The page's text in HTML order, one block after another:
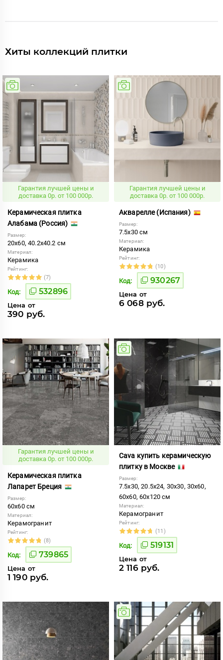
Хиты коллекций плитки
Гарантия лучшей цены и
доставка 0р. от 100 000р.
Керамическая плитка
Алабама (Россия)
Размер:
20x60, 40.2x40.2 см
Материал:
Керамика
Рейтинг:
(7)
Код: 532896
Цена от
390 руб.
Гарантия лучшей цены и
доставка 0р. от 100 000р.
Акварелле (Испания)
Размер:
7.5x30 см
Материал:
Керамика
Рейтинг:
(10)
Код: 930267
Цена от
6 068 руб.
Гарантия лучшей цены и
доставка 0р. от 100 000р.
Керамическая плитка
Лапарет Бреция
Размер:
60x60 см
Материал:
Керамогранит
Рейтинг:
(8)
Код: 739865
Цена от
1 190 руб.
Cava купить керамическую
плитку в Москве
Размер:
7.5x30, 20.5x24, 30x30, 30x60,
60x60, 60x120 см
Материал:
Керамогранит
Рейтинг:
(11)
Код: 519131
Цена от
2 116 руб.